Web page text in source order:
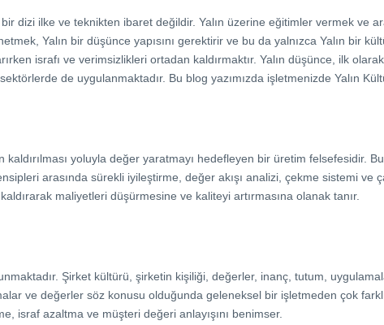
bir dizi ilke ve teknikten ibaret değildir. Yalın üzerine eğitimler vermek ve
Yalın bir düşünce yapısını gerektirir ve bu da yalnızca Yalın bir
israfı ve verimsizlikleri ortadan kaldırmaktır. Yalın düşünce, ilk
de uygulanmaktadır. Bu blog yazımızda işletmenizde Yalın
yoluyla değer yaratmayı hedefleyen bir üretim felsefesidir.
arasında sürekli iyileştirme, değer akışı analizi, çekme sistemi ve
maliyetleri düşürmesine ve kaliteyi artırmasına olanak tanır.
Şirket kültürü, şirketin kişiliği, değerler, inanç, tutum,
ve değerler söz konusu olduğunda geleneksel bir işletmeden çok
israf azaltma ve müşteri değeri anlayışını benimser.